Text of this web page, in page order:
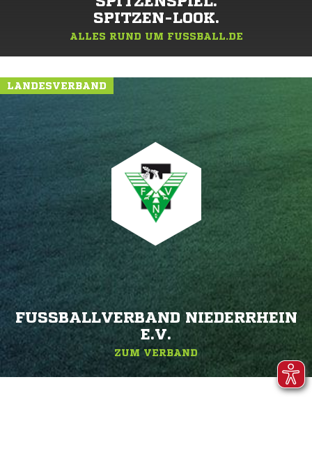
SPITZEN-LOOK.
ALLES RUND UM FUSSBALL.DE
LANDESVERBAND
FUSSBALLVERBAND NIEDERRHEIN E
.V.
ZUM VERBAND